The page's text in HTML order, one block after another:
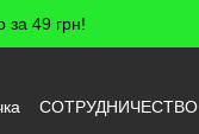
за 49 грн!
СОТРУДНИЧЕСТВО